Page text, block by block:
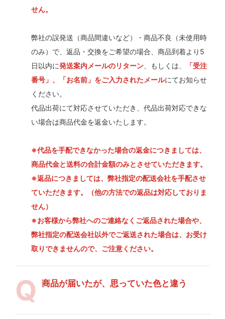
せん。
弊社の誤発送（商品間違いなど）・商品不良（未使用時
のみ）で、返品・交換をご希望の場合、商品到着より5
日以内に発送案内メールのリターン 、もしくは、
「受注
番号」、「お名前」をご入力されたメールにてお知らせ
ください。
代品出荷にて対応させていただき、代品出荷対応できな
い場合は商品代金を返金いたします。
※代品を手配できなかった場合の返金につきましては、
商品代金と送料の合計金額のみとさせていただきます。
※返品につきましては、弊社指定の配送会社を手配させ
ていただきます。（他の方法での返品は対応しておりま
せん）
※お客様から弊社へのご連絡なくご返品された場合や、
弊社指定の配送会社以外でご返送された場合は、お受け
取りできませんので、ご注意ください。
商品が届いたが、思っていた色と違う